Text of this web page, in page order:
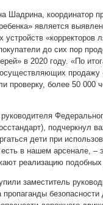
Шадрина, координатор
является
«корректоров
до сих пор
в 2020 году. «По
продажу
более 50 000
подчеркнул
дети при
в нашем арсенале, –
реализацию
заместитель